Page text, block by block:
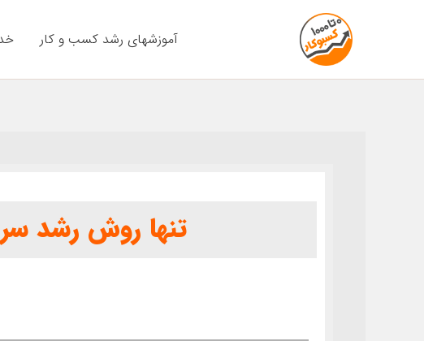
آموزشهای رشد کسب و کار
تنها روش رشد